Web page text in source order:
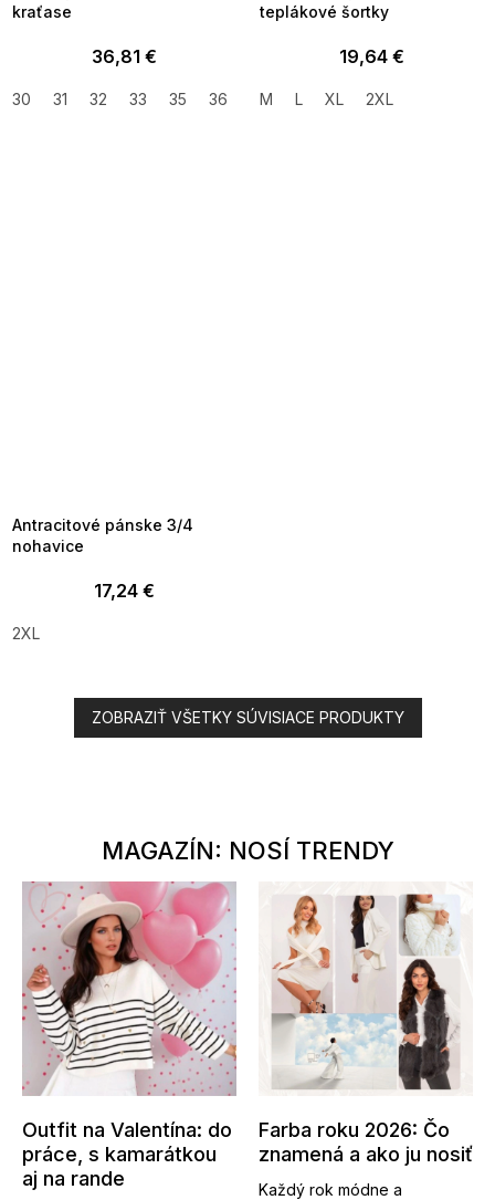
kraťase
36,81 €
30 31 32 33 35 36 38 40 42
teplákové šortky
19,64 €
M L XL 2XL
Antracitové pánske 3/4
nohavice
17,24 €
2XL
ZOBRAZIŤ VŠETKY SÚVISIACE PRODUKTY
MAGAZÍN: NOSÍ TRENDY
Outfit na Valentína: do
práce, s kamarátkou
aj na rande
Farba roku 2026: Čo
znamená a ako ju nosiť
Každý rok módne a